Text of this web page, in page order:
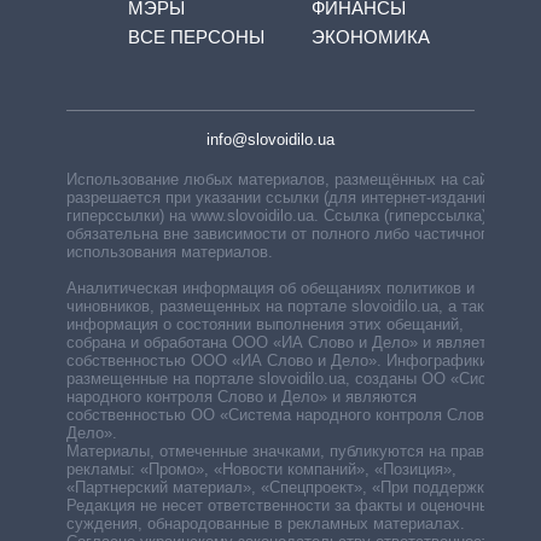
МЭРЫ
ВСЕ ПЕРСОНЫ
ФИНАНСЫ
ЭКОНОМИКА
info@slovoidilo.ua
Использование любых материалов, размещённых на сайте,
разрешается при указании ссылки (для интернет-изданий —
гиперссылки) на www.slovoidilo.ua. Ссылка (гиперссылка)
обязательна вне зависимости от полного либо частичного
использования материалов.
Аналитическая информация об обещаниях политиков и
чиновников, размещенных на портале slovoidilo.ua, а также
информация о состоянии выполнения этих обещаний,
собрана и обработана ООО «ИА Слово и Дело» и является
собственностью ООО «ИА Слово и Дело». Инфографики,
размещенные на портале slovoidilo.ua, созданы ОО «Система
народного контроля Слово и Дело» и являются
собственностью ОО «Система народного контроля Слово и
Дело».
Материалы, отмеченные значками, публикуются на правах
рекламы: «Промо», «Новости компаний», «Позиция»,
«Партнерский материал», «Спецпроект», «При поддержке».
Редакция не несет ответственности за факты и оценочные
суждения, обнародованные в рекламных материалах.